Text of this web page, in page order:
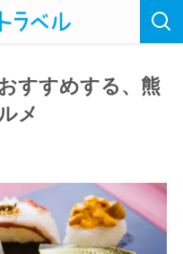
すすめする、熊
メ